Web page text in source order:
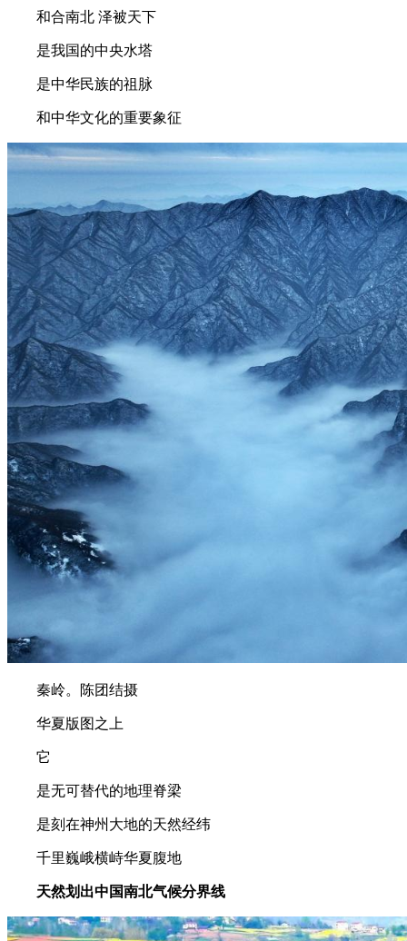
和合南北 泽被天下
是我国的中央水塔
是中华民族的祖脉
和中华文化的重要象征
秦岭。陈团结摄
华夏版图之上
它
是无可替代的地理脊梁
是刻在神州大地的天然经纬
千里巍峨横峙华夏腹地
天然划出中国南北气候分界线